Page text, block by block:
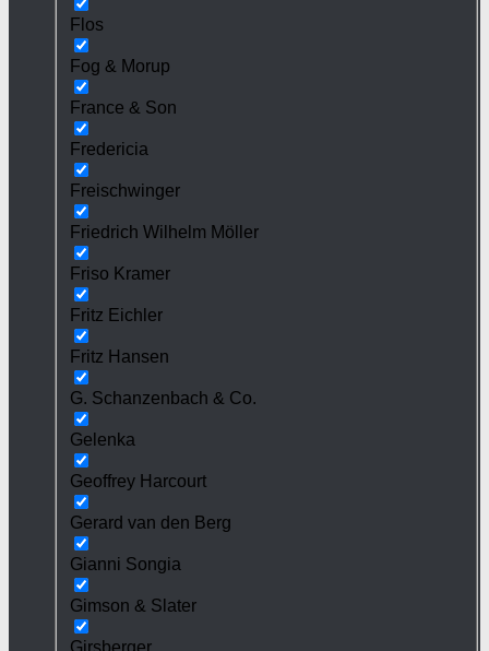
Flos
Fog & Morup
France & Son
Fredericia
Freischwinger
Friedrich Wilhelm Möller
Friso Kramer
Fritz Eichler
Fritz Hansen
G. Schanzenbach & Co.
Gelenka
Geoffrey Harcourt
Gerard van den Berg
Gianni Songia
Gimson & Slater
Girsberger